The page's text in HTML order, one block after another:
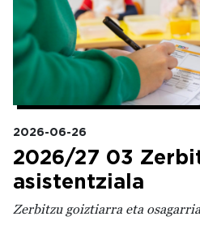
2026-06-26
2026/27 03
asistentziala
Zerbitzu goiztiarra eta